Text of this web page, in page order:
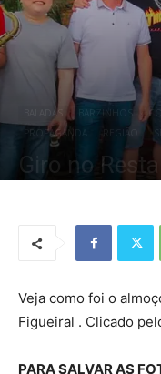
BALADAS BARZINHOS
PROPAGANDA
REGIÃO
Giro no
Veja como foi o
Figueiral . Clicado
PARA SALVAR AS